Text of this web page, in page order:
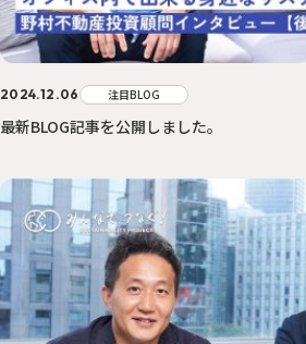
2024.12.06 注目BLOG
最新BLOG記事を公開しました。